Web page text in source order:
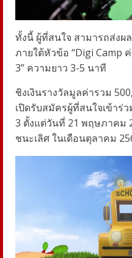
ทั้งนี้ ผู้ที่สนใจ สามารถส่งผ
ภายใต้หัวข้อ “Digi Camp
3” ความยาว 3-5 นาที
ชิงเงินรางวัลมูลค่ารวม
เปิดรับสมัครผู้ที่สนใจเข้าร่
3 ตั้งแต่วันที่ 21 พฤษภาคม
ชนะเลิศ ในเดือนตุลาคม